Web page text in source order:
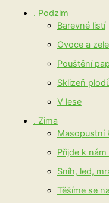
. Podzim
Barevné listí
Ovoce a
Pouštění
Sklizeň
V lese
. Zima
Masopustní
Přijde k nám
Sníh, led,
Těšíme se